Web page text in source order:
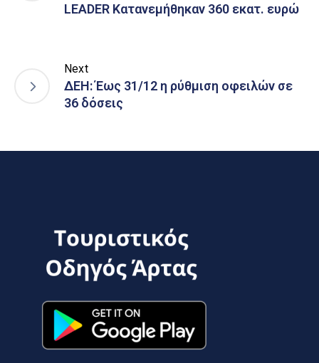
LEADER Κατανεμήθηκαν 360 εκατ. ευρώ
Next
ΔΕΗ: Έως 31/12 η ρύθμιση οφειλών σε
36 δόσεις